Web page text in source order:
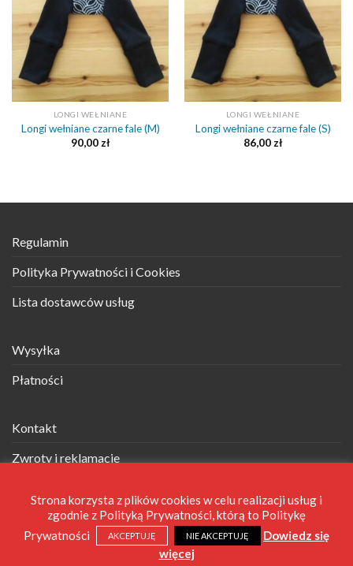
LONGI WEŁNIANE
Longi wełniane czarne fale (M)
90,00 zł
LONGI WEŁNIANE
Longi wełniane czarne fale (S)
86,00 zł
Regulamin
Polityka Prywatności i Cookies
Lista dostawców usług
Wysyłka
Płatności
Kontakt
Zwroty i reklamacje
Telefon: +48 694 707 015 |
Strona korzysta z plików cookies w celu realizacji usług i
zgodnie z Polityką Prywatności, którą to Politykę
Prywatności
AKCEPTUJĘ NIE AKCEPTUJĘ
Dowiedz się
więcej